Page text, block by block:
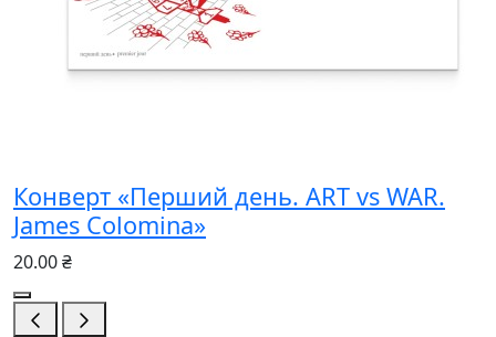
Конверт «Перший день. ART vs WAR.
James Colomina»
20.00 ₴